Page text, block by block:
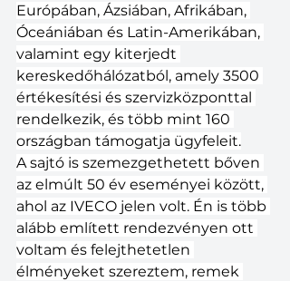
Európában, Ázsiában, Afrikában,
Óceániában és Latin-Amerikában,
valamint egy kiterjedt
kereskedőhálózatból, amely 3500
értékesítési és szervizközponttal
rendelkezik, és több mint 160
országban támogatja ügyfeleit.
A sajtó is szemezgethetett bőven
az elmúlt 50 év eseményei között,
ahol az IVECO jelen volt. Én is több
alább említett rendezvényen ott
voltam és felejthetetlen
élményeket szereztem, remek